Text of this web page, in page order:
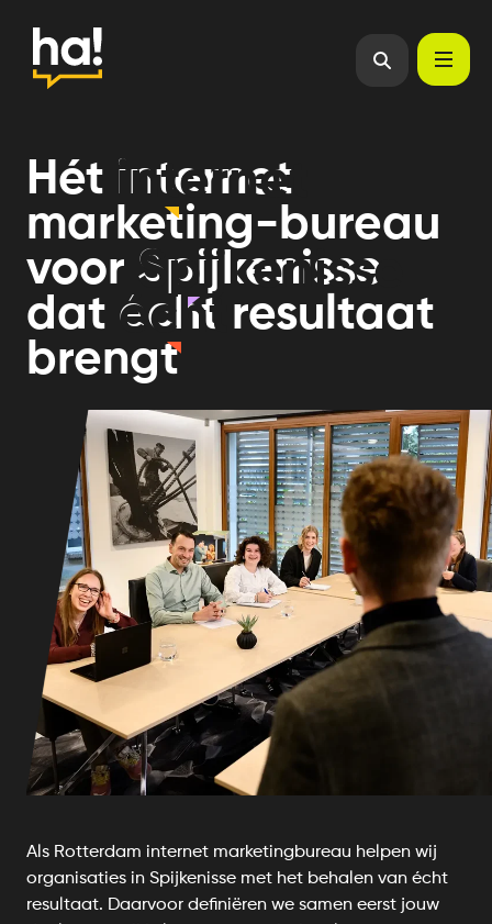
Hét internet
internet
marketing-bureau
voor Spijkenisse
Spijkenisse
dat écht
écht resultaat
brengt
Als Rotterdam internet marketingbureau helpen wij
organisaties in Spijkenisse met het behalen van écht
resultaat. Daarvoor definiëren we samen eerst jouw